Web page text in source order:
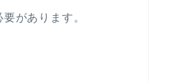
があります。